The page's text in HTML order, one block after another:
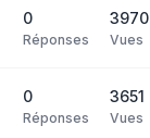
0
Réponses
3970
Vues
0
Réponses
3651
Vues